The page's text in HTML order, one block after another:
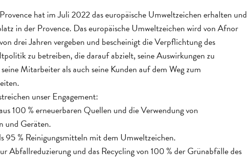
hat im Juli 2022 das europäische Umweltzeichen erhalten und
in der Provence. Das europäische Umweltzeichen wird von Afnor
drei Jahren vergeben und bescheinigt die Verpflichtung des
zu betreiben, die darauf abzielt, seine Auswirkungen zu
Mitarbeiter als auch seine Kunden auf dem Weg zum
unser Engagement:
100 % erneuerbaren Quellen und die Verwendung von
und Geräten.
95 % Reinigungsmitteln mit dem Umweltzeichen.
Abfallreduzierung und das Recycling von 100 % der Grünabfälle des